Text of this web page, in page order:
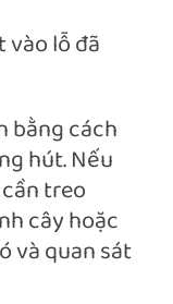
vào lỗ đã
bằng cách
hút. Nếu
treo
cây hoặc
và quan sát